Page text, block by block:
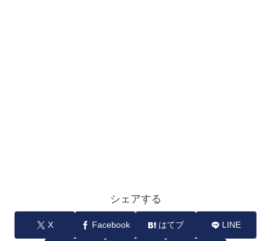
シェアする
X Facebook はてブ LINE